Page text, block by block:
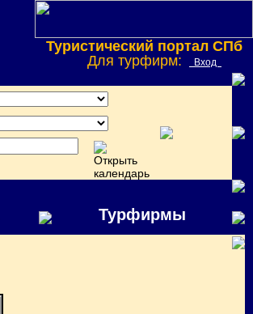
Туристический портал СПб
Для турфирм:
Вход
Турфирмы